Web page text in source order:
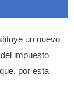
un nuevo
impuesto
por esta